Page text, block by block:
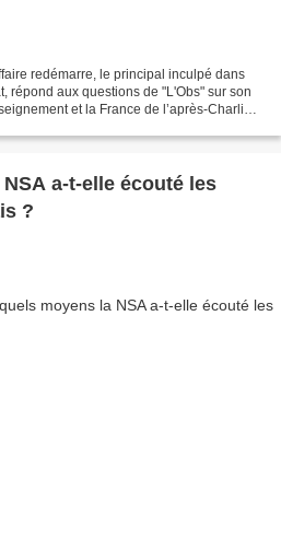
redémarre, le principal inculpé dans
répond aux questions de "L'Obs" sur son
et la France de l’après-Charlie.
a-t-elle écouté les
?